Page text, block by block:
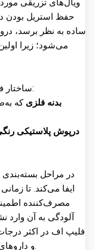
ویال‌های تزریقی
حفظ استریل بودن
ساده به نظر برسد،
می‌شود؛ زیرا
ساختار فلیپ اف معمولاً از دو بخش تشکیل شده است:
بدنه فلزی که
درپوش پلاستیکی
در مراحل
ایفا می‌کند. تا
مصرف‌کننده
آلودگی به آن
فلیپ اف در اکثر
و داروهای اورژانسی، به یک استاندارد جهانی تبدیل شود.